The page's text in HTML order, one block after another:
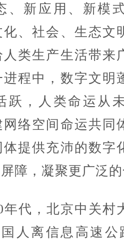
、新应用、新模
、社会、生态文
类生产生活带来
程中，数字文明
跃，人类命运从
络空间命运共同
体提供充沛的数字
障，凝聚更广泛
，北京中关村
人离信息高速公